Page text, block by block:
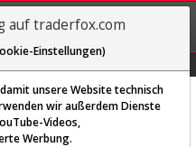
REGIS-
TRIEREN
ist nur für
auf traderfox.com
Einstellungen)
unsere Website technisch
wir außerdem Dienste
Videos,
Werbung.